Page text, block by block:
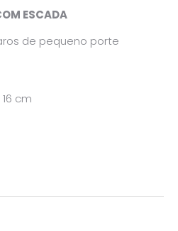
ESCADA
de pequeno porte
cm